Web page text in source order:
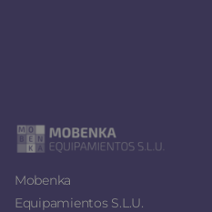
Mobenka
Equipamientos S.L.U.